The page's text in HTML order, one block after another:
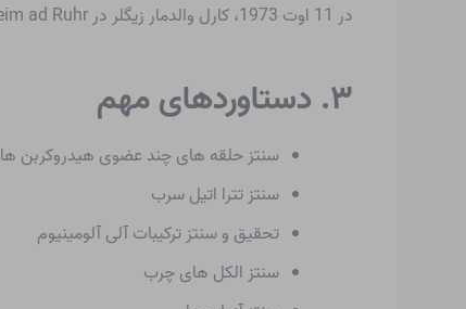
در 11 اوت 1973، کارل والدمار زیگلر در Mülheim ad Ruhr درگذشت.
۳. دستاوردهای مهم
سنتز حلقه های چند عضوی هیدروکربن ها
سنتز تترا اتیل سرب
تحقیق و سنتز ترکیبات آلی آلومینیوم
سنتز الکل های چرب